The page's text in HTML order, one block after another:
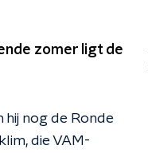
zomer ligt de
nog de Ronde
die VAM-